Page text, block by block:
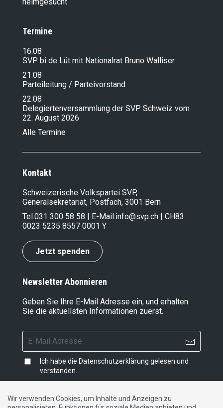
Termine
16.08
SVP bi de Lüt mit Nationalrat Bruno Walliser
21.08
Parteileitung / Parteivorstand
22.08
Delegiertenversammlung der SVP Schweiz vom
22. August 2026
Alle Termine
Kontakt
Schweizerische Volkspartei SVP,
Generalsekretariat, Postfach, 3001 Bern
Tel.031 300 58 58 | E-Mail:info@svp.ch | CH83
0023 5235 8557 0001 Y
Jetzt spenden
Newsletter Abonnieren
Geben Sie Ihre E-Mail Adresse ein, und erhalten
Sie die aktuellsten Informationen zuerst.
Ich habe die Datenschutzerklärung gelesen und
verstanden.
Wir verwenden Cookies, um Inhalte und Anzeigen zu